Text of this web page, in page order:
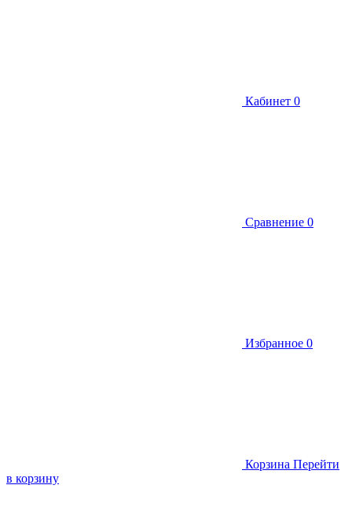
Кабинет 0
Сравнение 0
Избранное 0
Корзина Перейти
в корзину